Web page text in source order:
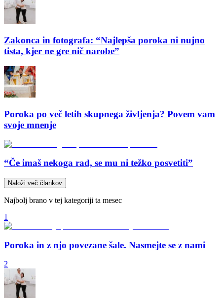
Zakonca in fotografa: “Najlepša poroka ni nujno
tista, kjer ne gre nič narobe”
Poroka po več letih skupnega življenja? Povem vam
svoje mnenje
“Če imaš nekoga rad, se mu ni težko posvetiti”
Naloži več člankov
Najbolj brano v tej kategoriji ta mesec
1
Poroka in z njo povezane šale. Nasmejte se z nami
2